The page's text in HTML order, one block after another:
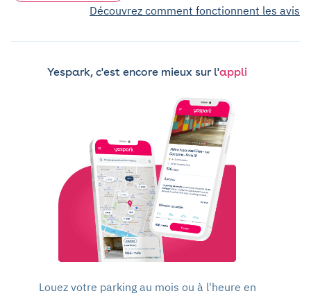
Découvrez comment fonctionnent les avis
Yespark, c'est encore mieux sur l'appli
Louez votre parking au mois ou à l'heure en